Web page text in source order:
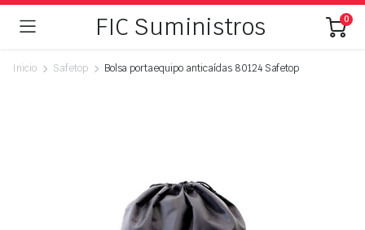
FIC Suministros 0
Inicio Safetop Bolsa portaequipo anticaídas 80124 Safetop